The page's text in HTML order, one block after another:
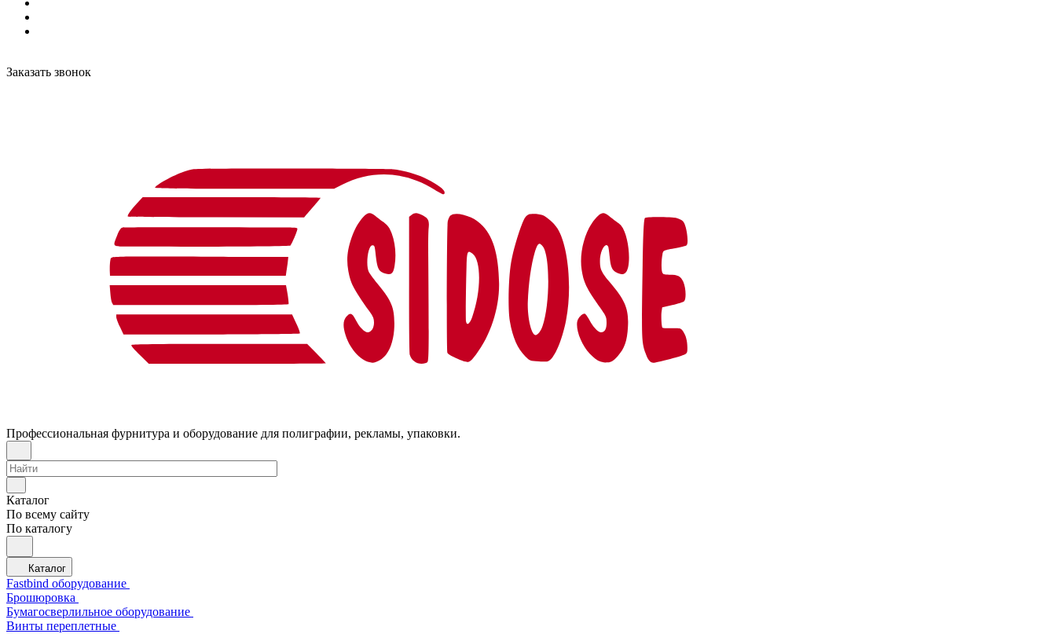
Заказать звонок
Профессиональная фурнитура и оборудование для полиграфии, рекламы, упаковки.
Каталог
По всему сайту
По каталогу
Каталог
Fastbind оборудование
Брошюровка
Бумагосверлильное оборудование
Винты переплетные